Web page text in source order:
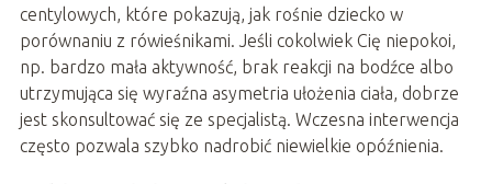
centylowych, które pokazują, jak rośnie dziecko w
porównaniu z rówieśnikami. Jeśli cokolwiek Cię niepokoi,
np. bardzo mała aktywność, brak reakcji na bodźce albo
utrzymująca się wyraźna asymetria ułożenia ciała, dobrze
jest skonsultować się ze specjalistą. Wczesna interwencja
często pozwala szybko nadrobić niewielkie opóźnienia.